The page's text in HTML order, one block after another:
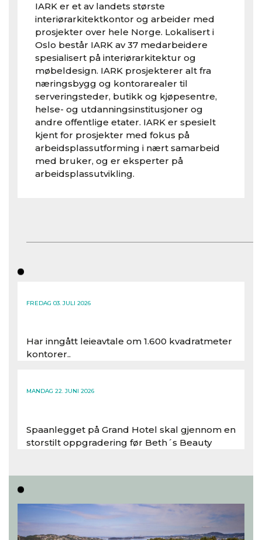
IARK er et av landets største
interiørarkitektkontor og arbeider med
prosjekter over hele Norge. Lokalisert i
Oslo består IARK av 37 medarbeidere
spesialisert på interiørarkitektur og
møbeldesign. IARK prosjekterer alt fra
næringsbygg og kontorarealer til
serveringsteder, butikk og kjøpesentre,
helse- og utdanningsinstitusjoner og
andre offentlige etater. IARK er spesielt
kjent for prosjekter med fokus på
arbeidsplassutforming i nært samarbeid
med bruker, og er eksperter på
arbeidsplassutvikling.
FREDAG 03. JULI 2026
Har inngått leieavtale om 1.600 kvadratmeter
kontorer..
MANDAG 22. JUNI 2026
Spaanlegget på Grand Hotel skal gjennom en
storstilt oppgradering før Beth´s Beauty
Les hele artikkelen